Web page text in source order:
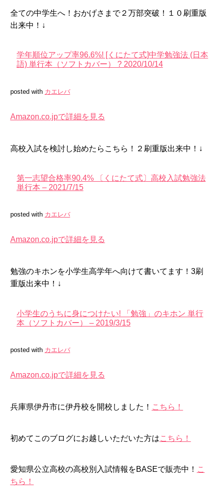
全ての中学生へ！おかげさまで２万部突破！１０刷重版
出来中！↓
学年順位アップ率96.6%! [くにたて式]中学勉強法 (日本
語) 単行本（ソフトカバー） ? 2020/10/14
posted with カエレバ
Amazon.co.jpで詳細を見る
高校入試を検討し始めたらこちら！２刷重版出来中！↓
第一志望合格率90.4% 〔くにたて式〕高校入試勉強法
単行本 – 2021/7/15
posted with カエレバ
Amazon.co.jpで詳細を見る
勉強のキホンを小学生高学年へ向けて書いてます！3刷
重版出来中！↓
小学生のうちに身につけたい! 「勉強」のキホン 単行
本（ソフトカバー） – 2019/3/15
posted with カエレバ
Amazon.co.jpで詳細を見る
兵庫県伊丹市に伊丹校を開校しました！ こちら！
初めてこのブログにお越しいただいた方はこちら！
愛知県公立高校の高校別入試情報をBASEで販売中！ こ
ちら！